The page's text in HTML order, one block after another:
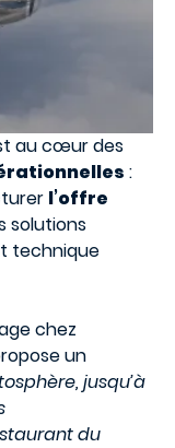
au cœur des
:
l’offre
solutions
technique
chez
un
jusqu’à
du